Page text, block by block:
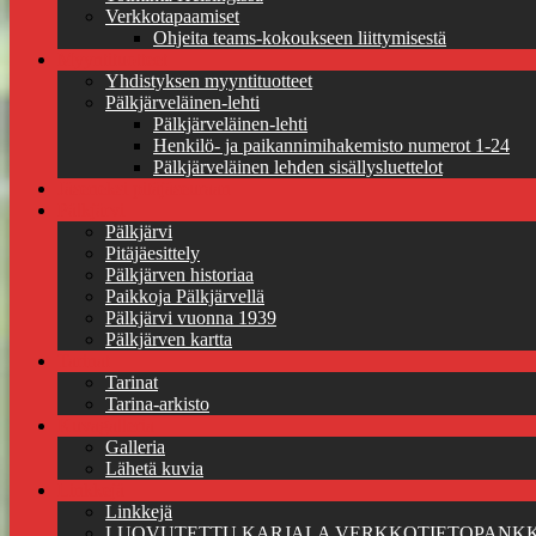
Verkkotapaamiset
Ohjeita teams-kokoukseen liittymisestä
Yhdistyksen myyntituotteet
Pälkjärveläinen-lehti
Pälkjärveläinen-lehti
Henkilö- ja paikannimihakemisto numerot 1-24
Pälkjärveläinen lehden sisällysluettelot
Pälkjärvi
Pitäjäesittely
Pälkjärven historiaa
Paikkoja Pälkjärvellä
Pälkjärvi vuonna 1939
Pälkjärven kartta
Tarinat
Tarina-arkisto
Galleria
Lähetä kuvia
Linkkejä